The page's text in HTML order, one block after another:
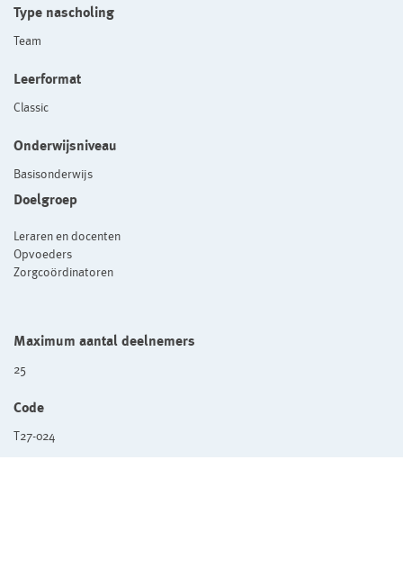
Type nascholing
Team
Leerformat
Classic
Onderwijsniveau
Basisonderwijs
Doelgroep
Leraren en docenten
Opvoeders
Zorgcoördinatoren
Maximum aantal deelnemers
25
Code
T27-024